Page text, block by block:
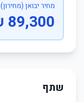
מחיר יבואן (מחירון)
89,300 ₪
שתף